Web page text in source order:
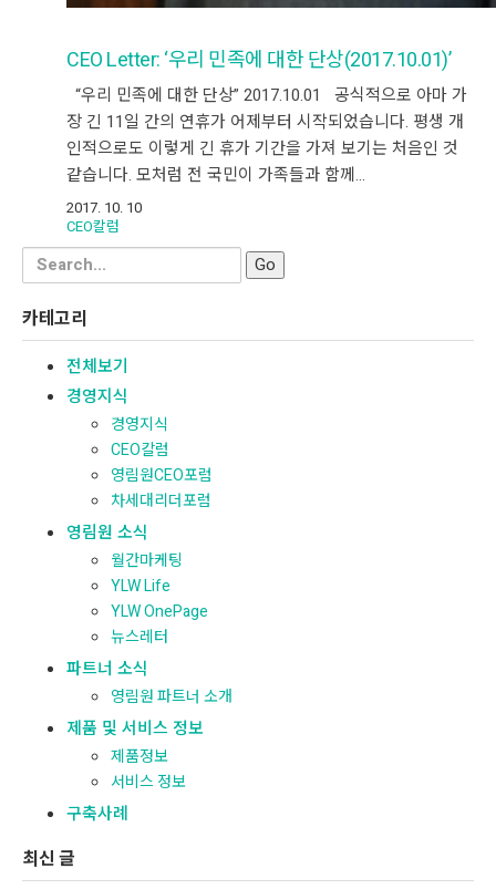
CEO Letter: ‘우리 민족에 대한 단상(2017.10.01)’
“우리 민족에 대한 단상” 2017.10.01 공식적으로 아마 가
장 긴 11일 간의 연휴가 어제부터 시작되었습니다. 평생 개
인적으로도 이렇게 긴 휴가 기간을 가져 보기는 처음인 것
같습니다. 모처럼 전 국민이 가족들과 함께…
2017. 10. 10
CEO칼럼
Search
for:
카테고리
전체보기
경영지식
경영지식
CEO칼럼
영림원CEO포럼
차세대리더포럼
영림원 소식
월간마케팅
YLW Life
YLW OnePage
뉴스레터
파트너 소식
영림원 파트너 소개
제품 및 서비스 정보
제품정보
서비스 정보
구축사례
최신 글